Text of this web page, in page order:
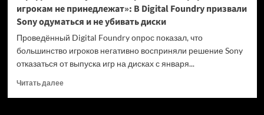
игрокам не принедлежат»: В Digital Foundry призвали
Sony одуматься и не убивать диски
Проведённый Digital Foundry опрос показал, что
большинство игроков негативно восприняли решение Sony
отказаться от выпуска игр на дисках с января...
Читать далееПрочитать